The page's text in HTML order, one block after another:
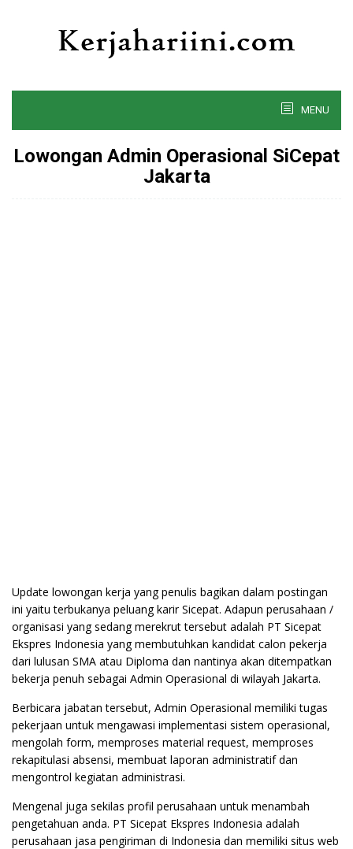
MENU
Lowongan Admin Operasional SiCepat
Jakarta
Update lowongan kerja yang penulis bagikan dalam postingan
ini yaitu terbukanya peluang karir Sicepat. Adapun perusahaan /
organisasi yang sedang merekrut tersebut adalah PT Sicepat
Ekspres Indonesia yang membutuhkan kandidat calon pekerja
dari lulusan SMA atau Diploma dan nantinya akan ditempatkan
bekerja penuh sebagai Admin Operasional di wilayah Jakarta.
Berbicara jabatan tersebut, Admin Operasional memiliki tugas
pekerjaan untuk mengawasi implementasi sistem operasional,
mengolah form, memproses material request, memproses
rekapitulasi absensi, membuat laporan administratif dan
mengontrol kegiatan administrasi.
Mengenal juga sekilas profil perusahaan untuk menambah
pengetahuan anda. PT Sicepat Ekspres Indonesia adalah
perusahaan jasa pengiriman di Indonesia dan memiliki situs web